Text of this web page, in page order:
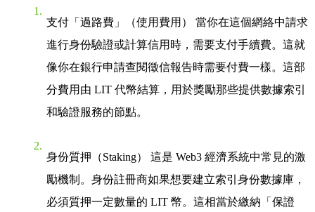
支付「過路費」（使用費用）
當你在這個網絡中請求
進行身份驗證或計算信用時，需要支付手續費。這就
像你在銀行申請查閱徵信報告時需要付費一樣。這部
分費用由 LIT 代幣結算，用於獎勵那些提供數據索引
和驗證服務的節點。
身份質押（Staking）
這是 Web3 經濟系統中常見的激
勵機制。身份註冊商如果想要建立索引身份數據庫，
必須質押一定數量的 LIT 幣。這相當於繳納「保證